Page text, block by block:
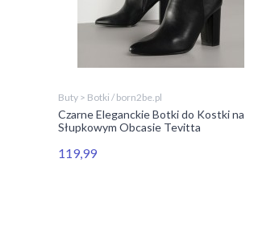
Buty > Botki / born2be.pl
Czarne Eleganckie Botki do Kostki na
Słupkowym Obcasie Tevitta
119,99